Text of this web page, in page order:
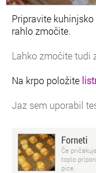
Pripravite
rahlo zmočite.
Lahko zmočite tudi
Na krpo položite
Jaz sem uporabil
Forneti
Če
toplo
pice.